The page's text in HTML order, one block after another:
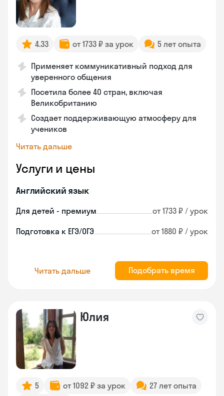
4.33 от 1733 ₽ за урок 5 лет опыта
Применяет коммуникативный подход для
уверенного общения
Посетила более 40 стран, включая
Великобританию
Создает поддерживающую атмосферу для
учеников
Читать дальше
Услуги и цены
Английский язык
Для детей - премиум от 1733 ₽ / урок
Подготовка к ЕГЭ/ОГЭ от 1880 ₽ / урок
Читать дальше Подобрать время
Юлия
5 от 1092 ₽ за урок
27 лет опыта